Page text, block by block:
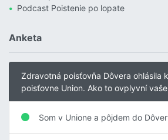
Podcast Poistenie po lopate
Anketa
Zdravotná poisťovňa Dôvera ohlásila
poisťovne Union. Ako to ovplyvní
Som v Unione a pôjdem do